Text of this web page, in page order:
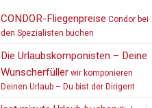
CONDOR-Fliegenpreise Condor bei
den Spezialisten buchen
Die Urlaubskomponisten – Deine
Wunscherfüller wir komponieren
Deinen Urlaub – Du bist der Dirigent